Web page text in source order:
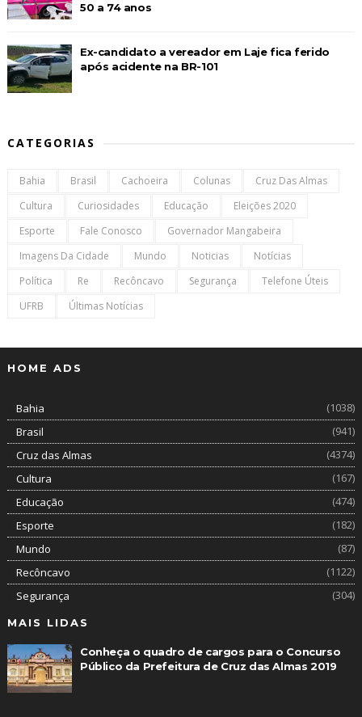
50 a 74 anos
Ex-candidato a vereador em Laje fica ferido
após acidente na BR-101
CATEGORIAS
Bahia Brasil Cachoeira Colunas
Cruz Das Almas
Cultura
Curiosidades Educação
Eleições 2020
Esporte
Fale Conosco
Governador Mangabeira
Imagens Da Cidade
Mundo Noticias
Notícias
Política
Re Recôncavo Segurança
Telefone Úteis
UFRB
Últimas Notícias
HOME ADS
Bahia
(1038)
Brasil
(941)
Cruz das Almas
(4374)
Cultura
(167)
Educação
(474)
Esporte
(182)
Mundo
(87)
Recôncavo
(1122)
Segurança
(304)
MAIS LIDAS
Conheça o quadro de cargos para o Concurso
Público da Prefeitura de Cruz das Almas 2019